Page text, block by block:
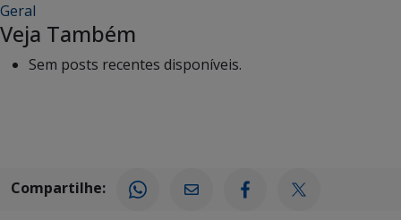
Geral
Veja Também
Sem posts recentes disponíveis.
Compartilhe: